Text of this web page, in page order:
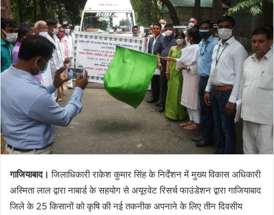
गाजियाबाद। जिलाधिकारी राकेश कुमार सिंह के निर्देशन में मुख्य विकास अधिकारी
अस्मिता लाल द्वारा नाबार्ड के सहयोग से अयूरवेट रिसर्च फाउंडेशन द्वारा गाजियाबाद
जिले के 25 किसानों को कृषि की नई तकनीक अपनाने के लिए तीन दिवसीय